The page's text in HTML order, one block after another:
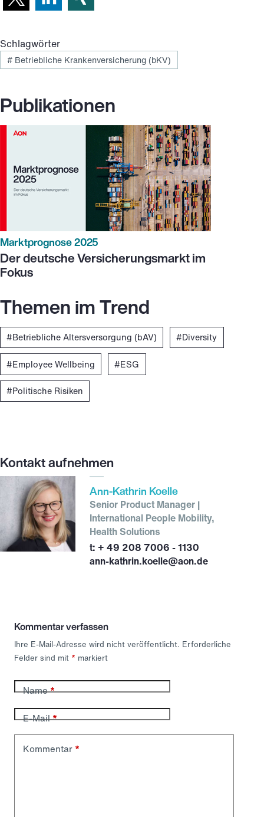
Schlagwörter
#Betriebliche Krankenversicherung (bKV)
Publikationen
Marktprognose 2025
Der deutsche Versicherungsmarkt im
Fokus
Themen im Trend
Betriebliche Altersversorgung (bAV) Diversity
Employee Wellbeing ESG
Politische Risiken
Kontakt aufnehmen
Ann-Kathrin Koelle
Senior Product Manager |
International People Mobility,
Health Solutions
+ 49 208 7006 - 1130
ann-kathrin.koelle@aon.de
Kommentar verfassen
Ihre E-Mail-Adresse wird nicht veröffentlicht. Erforderliche
Felder sind mit * markiert
Name*
E-Mail*
Kommentar *